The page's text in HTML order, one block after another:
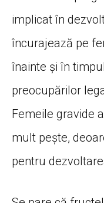
implicat în
încurajează pe
înainte şi în
preocupărilor
Femeile gravide
mult peşte,
pentru